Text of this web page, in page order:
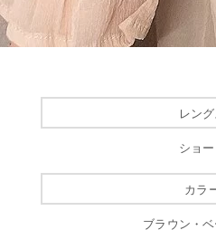
レン
ショー
カラ
ブラウン・